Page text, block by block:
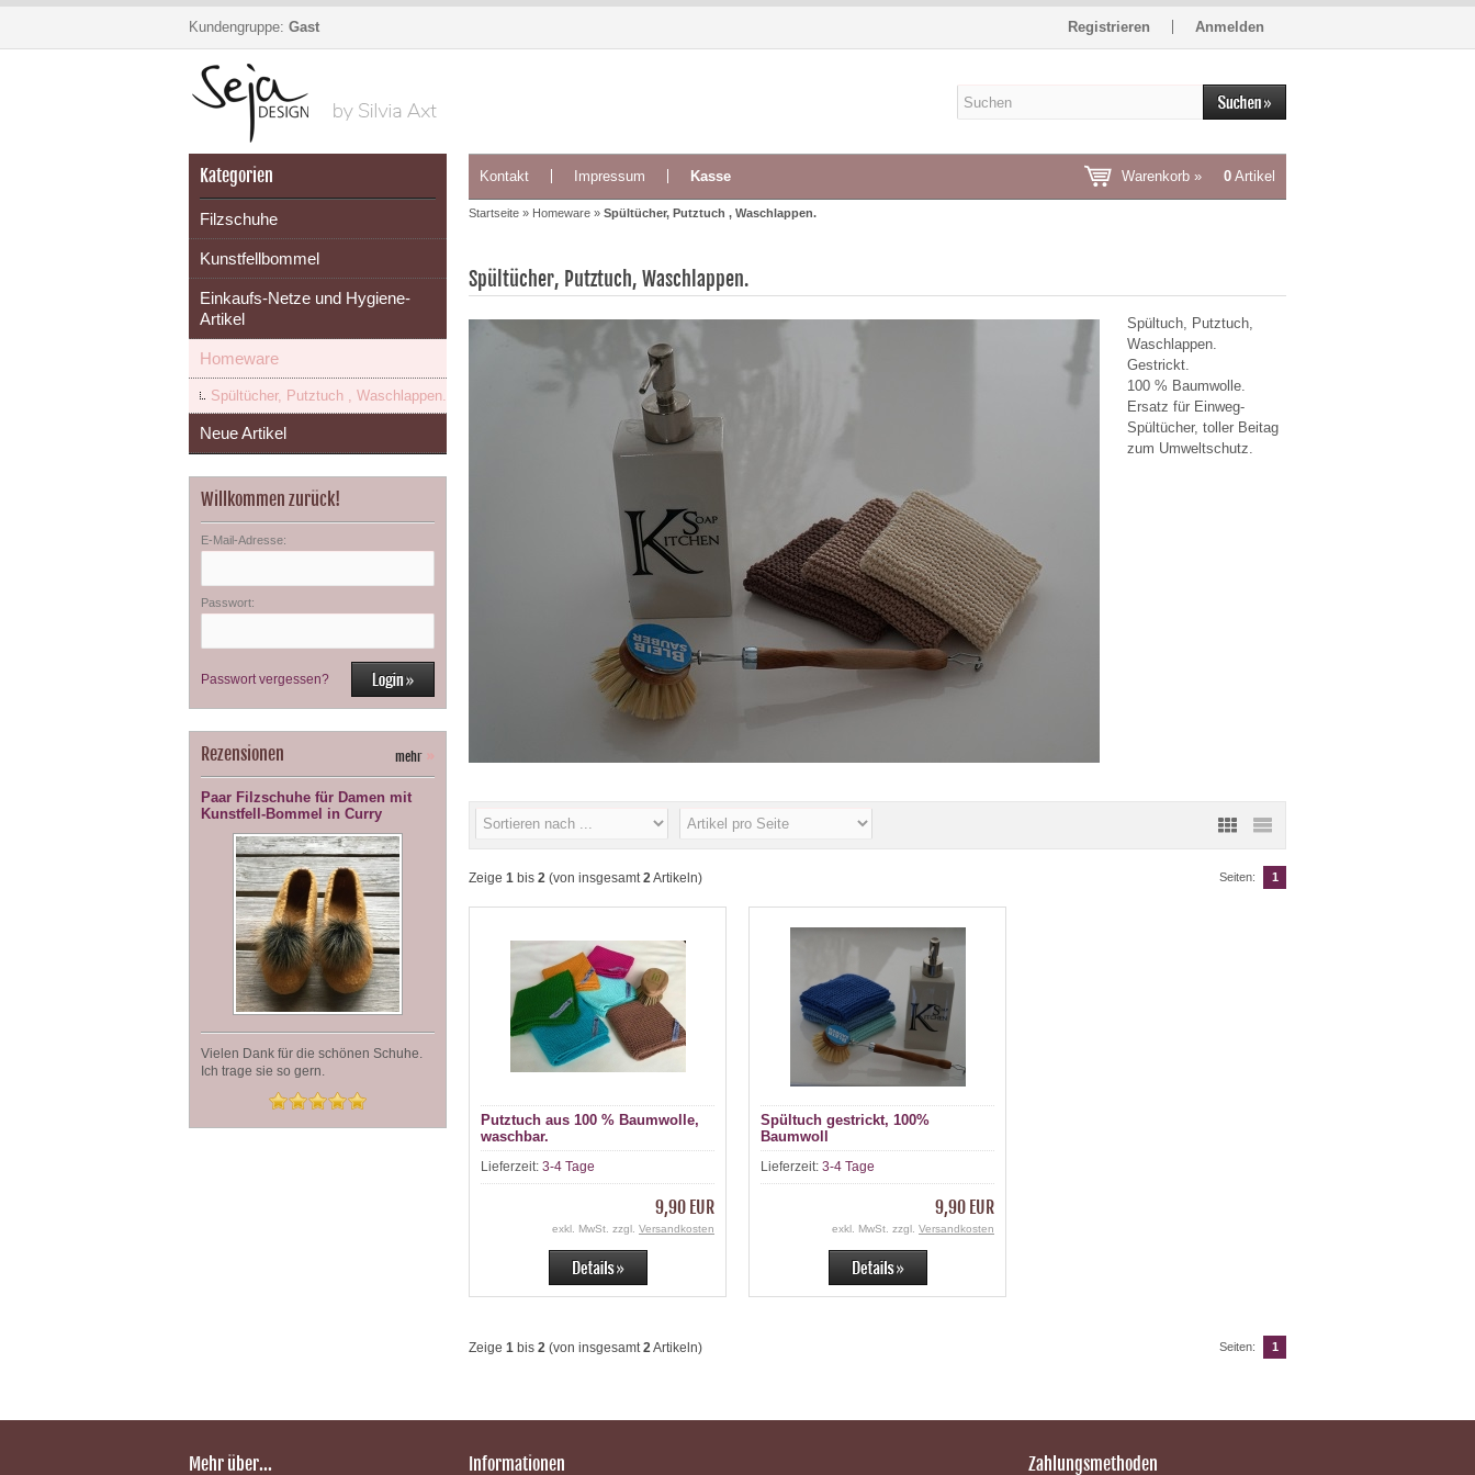
Kundengruppe: Gast Registrieren Anmelden
Kategorien
Filzschuhe
Kunstfellbommel
Einkaufs-Netze und Hygiene-
Artikel
Homeware
Spültücher, Putztuch , Waschlappen.
Neue Artikel
Willkommen zurück!
E-Mail-Adresse:
Passwort:
Passwort vergessen?
Rezensionen mehr
Paar Filzschuhe für Damen mit
Kunstfell-Bommel in Curry
Vielen Dank für die schönen Schuhe.
Ich trage sie so gern.
Kontakt Impressum Kasse Warenkorb » 0 Artikel
Startseite » Homeware » Spültücher, Putztuch , Waschlappen.
Spültücher, Putztuch, Waschlappen.
Spültuch, Putztuch,
Waschlappen.
Gestrickt.
100 % Baumwolle.
Ersatz für Einweg-
Spültücher, toller Beitag
zum Umweltschutz.
Zeige 1 bis 2 (von insgesamt2Artikeln) Seiten: 1
Putztuch aus 100 % Baumwolle,
waschbar.
Lieferzeit: 3-4 Tage
9,90 EUR
exkl. MwSt. zzgl. Versandkosten
Spültuch gestrickt, 100%
Baumwoll
Lieferzeit: 3-4 Tage
9,90 EUR
exkl. MwSt. zzgl. Versandkosten
Zeige 1 bis 2 (von insgesamt2Artikeln) Seiten: 1
Mehr über... Informationen Zahlungsmethoden